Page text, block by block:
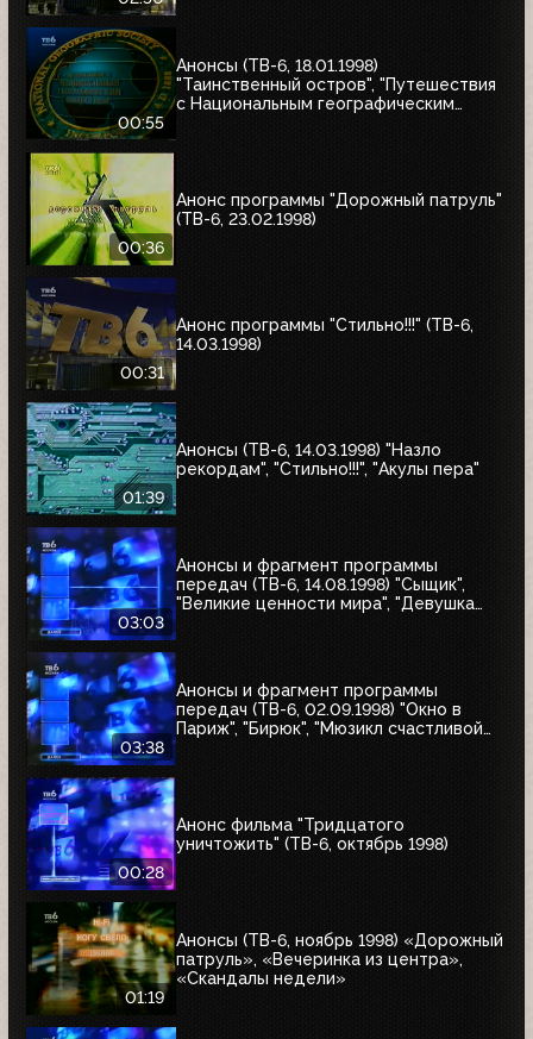
00:55
Анонсы (ТВ-6, 18.01.1998)
"Таинственный остров", "Путешествия
с Национальным географическим
00:36
Анонс программы "Дорожный патруль"
(ТВ-6, 23.02.1998)
00:31
Анонс программы "Стильно!!!" (ТВ-6,
14.03.1998)
01:39
Анонсы (ТВ-6, 14.03.1998) "Назло
рекордам", "Стильно!!!", "Акулы пера"
03:03
Анонсы и фрагмент программы
передач (ТВ-6, 14.08.1998) "Сыщик",
"Великие ценности мира", "Девушка
03:38
Анонсы и фрагмент программы
передач (ТВ-6, 02.09.1998) "Окно в
Париж", "Бирюк", "Мюзикл счастливой
00:28
Анонс фильма "Тридцатого
уничтожить" (ТВ-6, октябрь 1998)
01:19
Анонсы (ТВ-6, ноябрь 1998) «Дорожный
патруль», «Вечеринка из центра»,
«Скандалы недели»